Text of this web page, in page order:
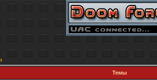
Темы